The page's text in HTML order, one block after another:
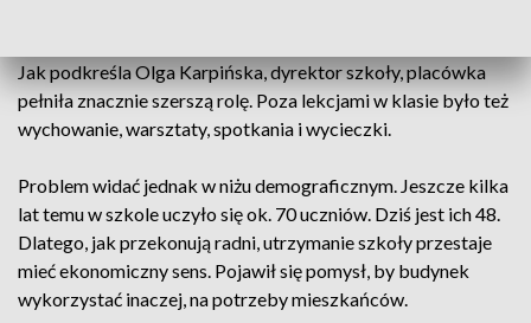
Jak podkreśla Olga Karpińska, dyrektor szkoły, placówka
pełniła znacznie szerszą rolę. Poza lekcjami w klasie było też
wychowanie, warsztaty, spotkania i wycieczki.
Problem widać jednak w niżu demograficznym. Jeszcze kilka
lat temu w szkole uczyło się ok. 70 uczniów. Dziś jest ich 48.
Dlatego, jak przekonują radni, utrzymanie szkoły przestaje
mieć ekonomiczny sens. Pojawił się pomysł, by budynek
wykorzystać inaczej, na potrzeby mieszkańców.